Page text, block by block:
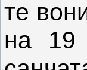
те
на 19